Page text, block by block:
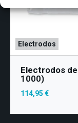
Electrodos
Electrodos
1000)
114,95 €